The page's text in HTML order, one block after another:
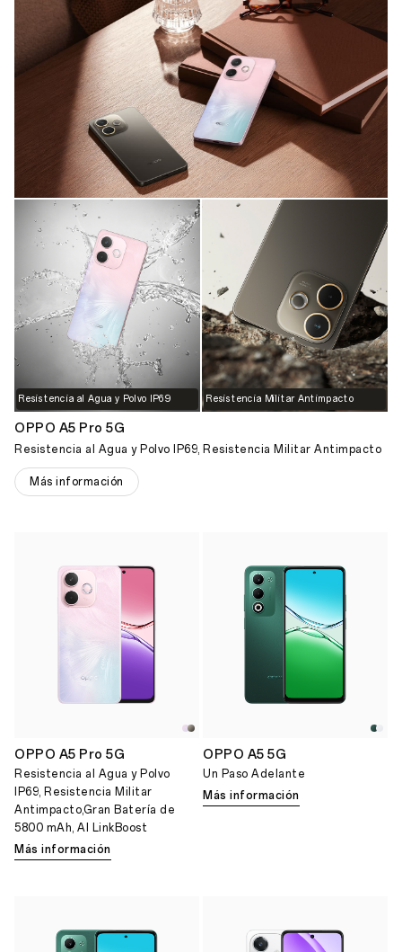
Resistencia al Agua y Polvo IP69 Resistencia Militar Antimpacto
OPPO A5 Pro 5G
Resistencia al Agua y Polvo IP69, Resistencia Militar Antimpacto
Más información
OPPO A5 Pro 5G
Resistencia al Agua y Polvo
IP69, Resistencia Militar
Antimpacto,Gran Batería de
5800 mAh, AI LinkBoost
Más información
OPPO A5 5G
Un Paso Adelante
Más información